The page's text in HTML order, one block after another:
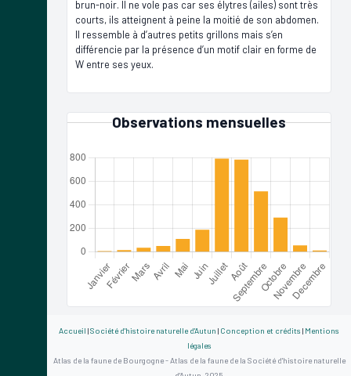
brun-noir. Il ne vole pas car ses élytres (ailes) sont très
courts, ils atteignent à peine la moitié de son abdomen.
Il ressemble à d’autres petits grillons mais s’en
différencie par la présence d’un motif clair en forme de
W entre ses yeux.
Observations mensuelles
Accueil |Société d'histoire naturelle d'Autun | Conception et crédits | Mentions
légales
Atlas de la faune de Bourgogne - Atlas de la faune de la Société d'histoire naturelle